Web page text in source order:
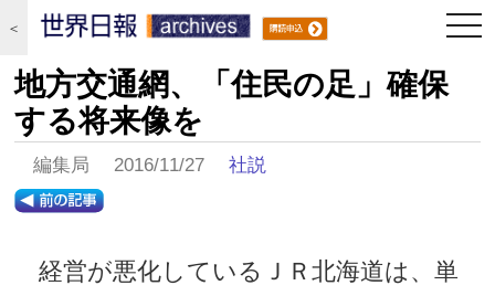
＜
地方交通網、「住民の足」確保
する将来像を
編集局 2016/11/27社説
経営が悪化しているＪＲ北海道は、単